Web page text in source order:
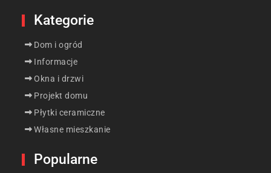
Kategorie
Dom i ogród
Informacje
Okna i drzwi
Projekt domu
Płytki ceramiczne
Własne mieszkanie
Popularne